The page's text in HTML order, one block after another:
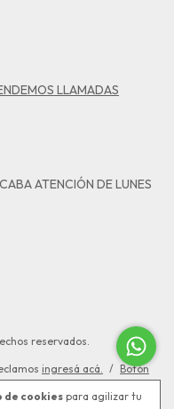
de cookiespara agilizar tu
LLAMADAS
ATENCIÓN DE LUNES
reservados.
ingresá acá. / Botón